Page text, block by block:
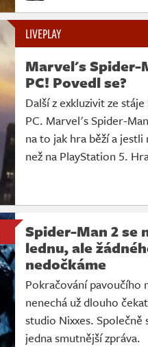
LIVEPLAY
Marvel's Spider-
PC! Povedl se?
Další z exkluzivit ze
PC. Marvel's Spider-
na to jak hra běží a
než na PlayStation 5.
Spider-Man 2 se
lednu, ale
nedočkáme
Pokračování pavoučího
nenechá už dlouho
studio Nixxes. Společně
jedna smutnější zpráva.